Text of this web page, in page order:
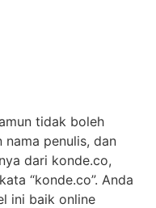
tidak boleh
penulis, dan
dari konde.co,
“konde.co”. Anda
ini baik online